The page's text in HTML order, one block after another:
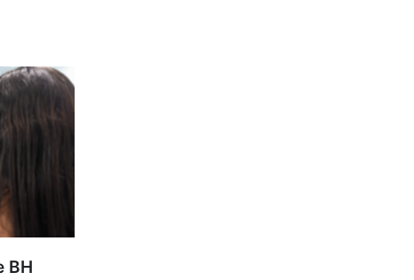
BH